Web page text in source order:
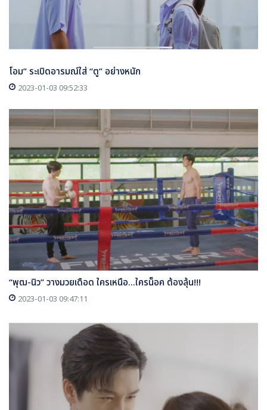
โอม” ระเบิดอารมณ์ใส่ “ตู” อย่างหนัก
2023-01-03 09:52:33
“พุฒ-นิว” วางมวยเดือด ใครเหนือ...ใครน็อค ต้องลุ้น!!!
2023-01-03 09:47:11